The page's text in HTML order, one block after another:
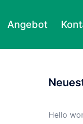
Angebot Suchen
Hello